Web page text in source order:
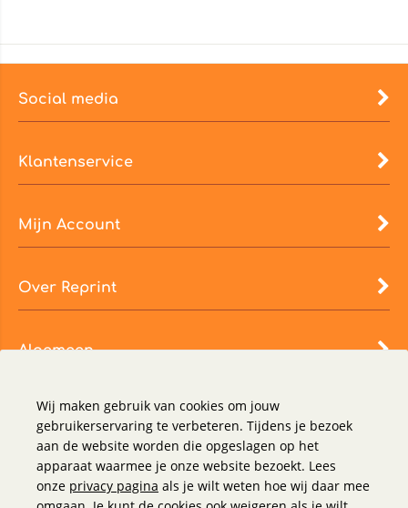
Social media
Klantenservice
Mijn Account
Over Reprint
Algemeen
Wij maken gebruik van cookies om jouw
gebruikerservaring te verbeteren. Tijdens je bezoek
aan de website worden die opgeslagen op het
apparaat waarmee je onze website bezoekt. Lees
onze privacy pagina als je wilt weten hoe wij daar mee